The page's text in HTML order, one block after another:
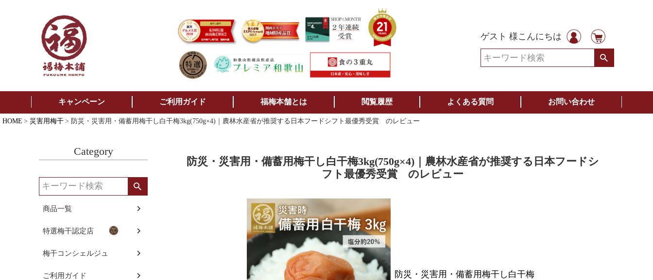
ゲスト 様こんにちは
検索
キャンペーン ご利用ガイド 福梅本舗とは 閲覧履歴 よくある質問 お問い合わせ
HOME 災害用梅干 防災・災害用・備蓄用梅干し白干梅3kg(750g×4)｜農林水産省が推奨する日本フードシフト最優秀受賞 のレビュー
Category
商品一覧
特選梅干認定店
梅干コンシェルジュ
ご利用ガイド
防災・災害用・備蓄用梅干し白干梅3kg(750g×4)｜農林水産省が推奨する日本フードシ
フト最優秀受賞 のレビュー
防災・災害用・備蓄用梅干し白干梅